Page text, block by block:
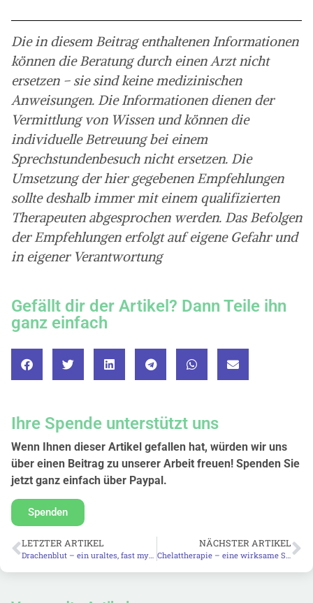
Die in diesem Beitrag enthaltenen Informationen
können die Beratung durch einen Arzt nicht
ersetzen – sie sind keine medizinischen
Anweisungen. Die Informationen dienen der
Vermittlung von Wissen und können die
individuelle Betreuung bei einem
Sprechstundenbesuch nicht ersetzen. Die
Umsetzung der hier gegebenen Empfehlungen
sollte deshalb immer mit einem qualifizierten
Therapeuten abgesprochen werden. Das Befolgen
der Empfehlungen erfolgt auf eigene Gefahr und
in eigener Verantwortung
Gefällt dir der Artikel? Dann Teile ihn
ganz einfach
Ihre Spende unterstützt uns
Wenn Ihnen dieser Artikel gefallen hat, würden wir uns
über einen Beitrag zu unserer Arbeit freuen! Spenden Sie
jetzt ganz einfach über Paypal.
Spenden
LETZTER ARTIKEL
Drachenblut – ein uraltes, fast mystisches Mittel – aber mit wissenschaftlich belegter Wirksamkeit
NÄCHSTER ARTIKEL
Chelattherapie – eine wirksame Schwermetall- und Radikalen-Falle